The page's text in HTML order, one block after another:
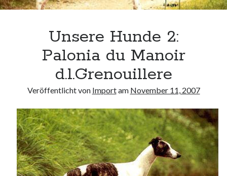
Unsere Hunde 2:
Palonia du Manoir
d.l.Grenouillere
Veröffentlicht von Importam November 11, 2007